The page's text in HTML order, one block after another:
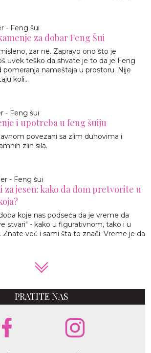
- Feng šui
za dobar Feng Šui
zar ne. Zapravo ono što je
uvek teško da shvate je to da je Feng
pomeranja nameštaja u prostoru. Nije
koli...
- Feng šui
i upotreba u feng šuiju
povezani sa zlim duhovima i
zlih sila.
- Feng šui
za jesen: kako da dom pretvorite u
koje nas podseća da je vreme da
stvari" - kako u figurativnom, tako i u
Znate već i sami šta to znači. Vreme je da
PRATITE NAS